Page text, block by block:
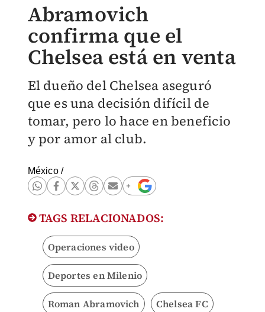
Abramovich
confirma que el
Chelsea está en venta
El dueño del Chelsea aseguró
que es una decisión difícil de
tomar, pero lo hace en beneficio
y por amor al club.
México/
TAGS RELACIONADOS:
Operaciones video
Deportes en Milenio
Roman Abramovich Chelsea FC